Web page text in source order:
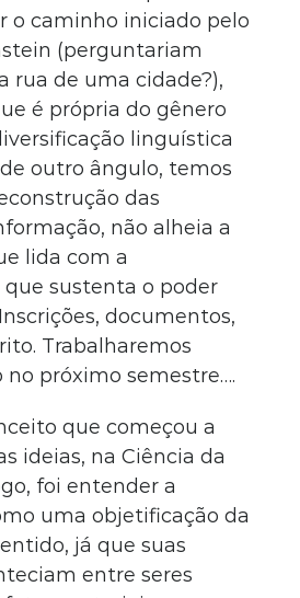
o caminho iniciado pelo
(perguntariam
rua de uma cidade?),
é própria do gênero
linguística
outro ângulo, temos
das
não alheia a
lida com a
sustenta o poder
documentos,
Trabalharemos
no próximo semestre….
que começou a
ideias, na Ciência da
foi entender a
uma objetificação da
já que suas
entre seres